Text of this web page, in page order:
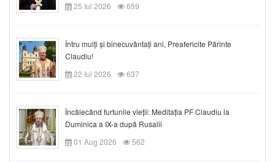
25 Iul 2026
659
Întru mulți și binecuvântați ani, Preafericite Părinte
Claudiu!
22 Iul 2026
637
Încălecând furtunile vieții: Meditația PF Claudiu la
Duminica a IX-a după Rusalii
01 Aug 2026
562